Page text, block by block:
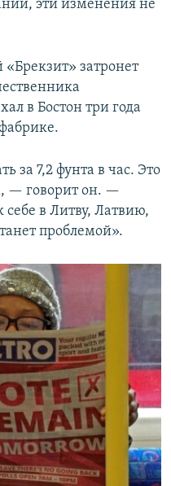
эти изменения не
затронет
в Бостон три года
за 7,2 фунта в час. Это
— говорит он. —
себе в Литву, Латвию,
проблемой».